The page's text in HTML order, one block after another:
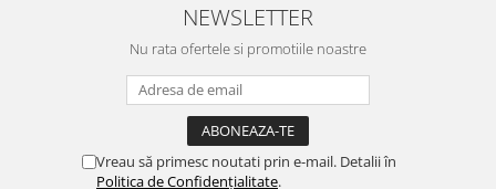
NEWSLETTER
Nu rata ofertele si promotiile noastre
Vreau să primesc noutati prin e-mail. Detalii în
Politica de Confidențialitate.